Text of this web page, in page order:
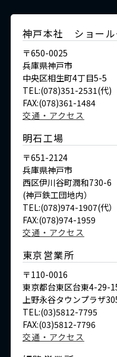
神戸本社 ショール
〒650-0025
兵庫県神戸市
中央区相生町4丁目5-5
TEL:(078)351-2531(代)
FAX:(078)361-1484
交通・アクセス
明石工場
〒651-2124
兵庫県神戸市
西区伊川谷町潤和730-6
(神戸鉄工団地内）
TEL:(078)974-1907(代）
FAX:(078)974-1959
交通・アクセス
東京営業所
〒110-0016
東京都台東区台東4-29-
上野永谷タウンプラザ
TEL:(03)5812-7795
FAX:(03)5812-7796
交通・アクセス